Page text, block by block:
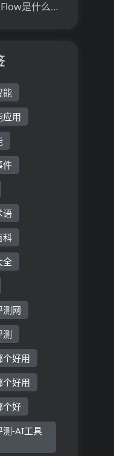
JanusFlow是什么？一文让你看懂JanusFlow的技术原理、主要功能、应用场景
能
应用
件
语
科
全
测网
测
好用
好用
个好
测-AI工具